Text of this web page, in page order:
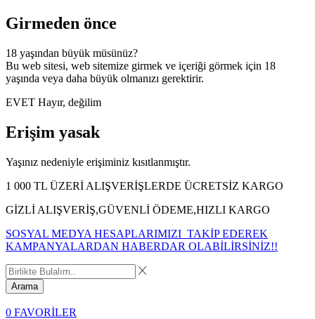
Girmeden önce
18 yaşından büyük müsünüz?
Bu web sitesi, web sitemize girmek ve içeriği görmek için 18
yaşında veya daha büyük olmanızı gerektirir.
EVET Hayır, değilim
Erişim yasak
Yaşınız nedeniyle erişiminiz kısıtlanmıştır.
1 000 TL ÜZERİ ALIŞVERİŞLERDE ÜCRETSİZ KARGO
GİZLİ ALIŞVERİŞ,GÜVENLİ ÖDEME,HIZLI KARGO
SOSYAL MEDYA HESAPLARIMIZI TAKİP EDEREK
KAMPANYALARDAN HABERDAR OLABİLİRSİNİZ!!
Arama
0 FAVORİLER